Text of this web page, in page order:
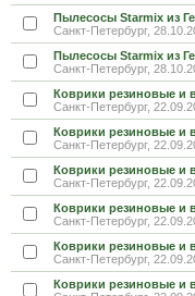
Пылесосы Starmix из
Санкт-Петербург,
Пылесосы Starmix из
Санкт-Петербург,
Коврики резиновые и
Санкт-Петербург,
Коврики резиновые и
Санкт-Петербург,
Коврики резиновые и
Санкт-Петербург,
Коврики резиновые и
Санкт-Петербург,
Коврики резиновые и
Санкт-Петербург,
Коврики резиновые и